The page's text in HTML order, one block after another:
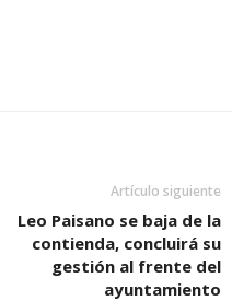
Artículo siguiente
Leo Paisano se baja de la
contienda, concluirá su
gestión al frente del
ayuntamiento